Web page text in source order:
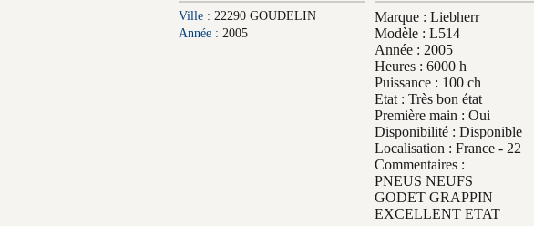
Ville : 22290 GOUDELIN
Année : 2005
Marque : Liebherr
Modèle : L514
Année : 2005
Heures : 6000 h
Puissance : 100 ch
Etat : Très bon état
Première main : Oui
Disponibilité : Disponible
Localisation : France - 22
Commentaires :
PNEUS NEUFS
GODET GRAPPIN
EXCELLENT ETAT